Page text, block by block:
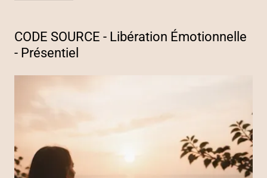
CODE SOURCE - Libération Émotionnelle
- Présentiel